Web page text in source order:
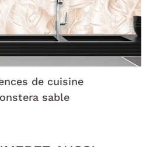
de cuisine
sable